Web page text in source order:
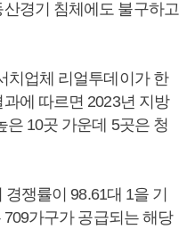
경기 침체에도 불구하고
치업체 리얼투데이가 한
에 따르면 2023년 지방
은 10곳 가운데 5곳은 청
경쟁률이 98.61대 1을 기
가구가 공급되는 해당